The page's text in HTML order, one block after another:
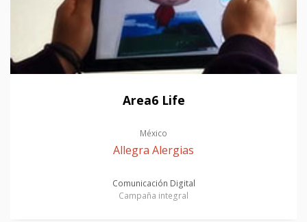
Area6 Life
México
Allegra Alergias
Comunicación Digital
Campaña integral